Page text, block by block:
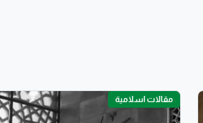
مقالات اسلامية